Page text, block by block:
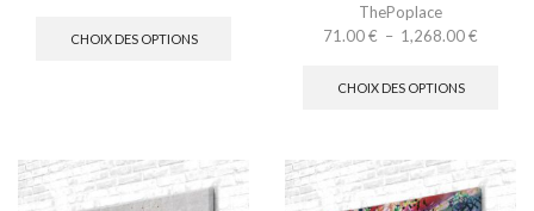
CHOIX DES OPTIONS
ThePoplace
71.00€ – 1,268.00€
CHOIX DES OPTIONS